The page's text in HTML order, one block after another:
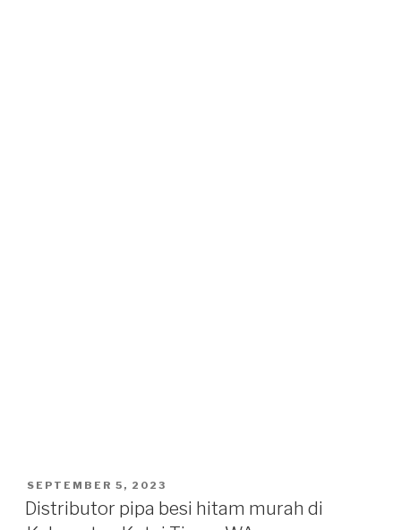
POSTED
ON
SEPTEMBER 5, 2023
Distributor pipa besi hitam murah di